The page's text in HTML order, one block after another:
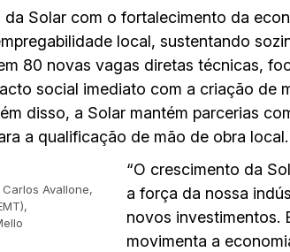
Solar com o fortalecimento da
local, sustentando
80 novas vagas diretas técnicas,
social imediato com a criação de
disso, a Solar mantém parcerias
a qualificação de mão de obra local.
Avallone,
“O crescimento da
a força da nossa
novos investimentos.
movimenta a